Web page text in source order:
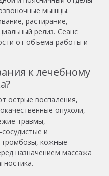
мышцы.
растирание,
релиз. Сеанс
от объема работы и
к лечебному
острые воспаления,
опухоли,
травмы,
и
тромбозы, кожные
назначением массажа